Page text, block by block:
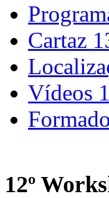
Cartaz
Vídeos
12º